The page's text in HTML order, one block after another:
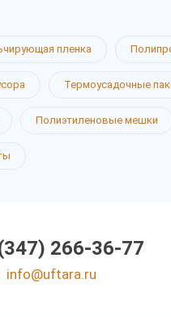
пленка
Термоусадочные
Полиэтиленовые мешки
266-36-77
info@uftara.ru